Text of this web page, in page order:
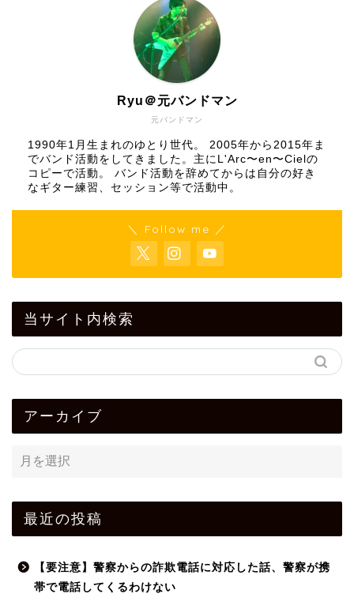
元バンドマン
Ryu＠元バンドマン
1990年1月生まれのゆとり世代。 2005年から2015年ま
でバンド活動をしてきました。主にL'Arc〜en〜Cielの
コピーで活動。 バンド活動を辞めてからは自分の好き
なギター練習、セッション等で活動中。
＼ Follow me ／
当サイト内検索
アーカイブ
最近の投稿
【要注意】警察からの詐欺電話に対応した話、警察が携
帯で電話してくるわけない